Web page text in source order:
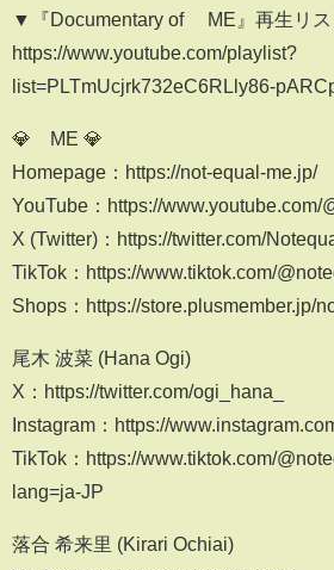
▼『Documentary of ≠ME』再生リス
https://www.youtube.com/playlist?
list=PLTmUcjrk732eC6RLly86-
💎≠ME 💎
Homepage：https://not-equal-me.jp/
YouTube：https://www.youtube.com/
X (Twitter)：https://twitter.com/
TikTok：https://www.tiktok.com/
Shops：https://store.plusmember.jp/
尾木 波菜 (Hana Ogi)
X：https://twitter.com/ogi_hana_
Instagram：https://
TikTok：https://www.tiktok.com/
lang=ja-JP
落合 希来里 (Kirari Ochiai)